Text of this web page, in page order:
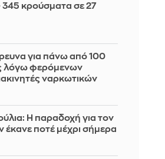
κρούσματα σε 27
για πάνω από 100
λόγω φερόμενων
ναρκωτικών
Η παραδοχή για τον
έκανε ποτέ μέχρι σήμερα